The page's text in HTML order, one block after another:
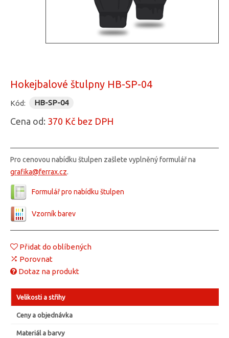
Hokejbalové štulpny HB-SP-04
Kód: HB-SP-04
Cena od: 370 Kč bez DPH
Pro cenovou nabídku štulpen zašlete vyplněný formulář na
grafika@ferrax.cz.
Formulář pro nabídku štulpen
Vzorník barev
Přidat do oblíbených
Porovnat
Dotaz na produkt
Velikosti a střihy
Ceny a objednávka
Materiál a barvy